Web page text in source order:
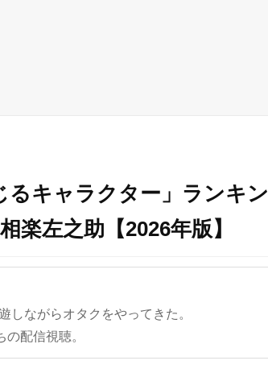
るキャラクター」ランキン
楽左之助【2026年版】
しながらオタクをやってきた。
配信視聴。